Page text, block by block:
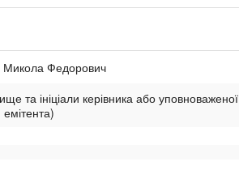
Микола Федорович
та ініціали керівника або уповноваженої